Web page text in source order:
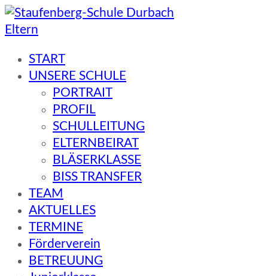
Eltern
START
UNSERE SCHULE
PORTRAIT
PROFIL
SCHULLEITUNG
ELTERNBEIRAT
BLÄSERKLASSE
BISS TRANSFER
TEAM
AKTUELLES
TERMINE
Förderverein
BETREUUNG